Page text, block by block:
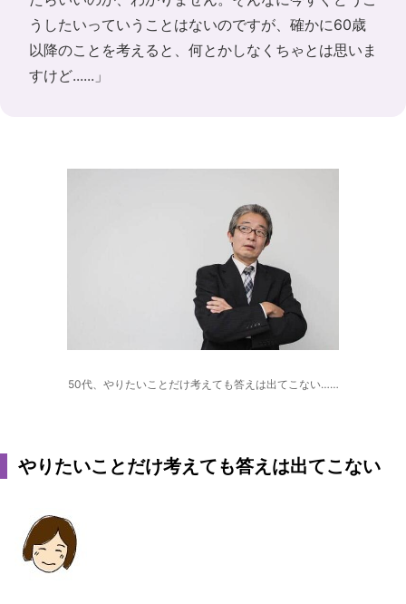
うしたいっていうことはないのですが、確かに60歳
以降のことを考えると、何とかしなくちゃとは思いま
すけど......」
50代、やりたいことだけ考えても答えは出てこない……
やりたいことだけ考えても答えは出てこない